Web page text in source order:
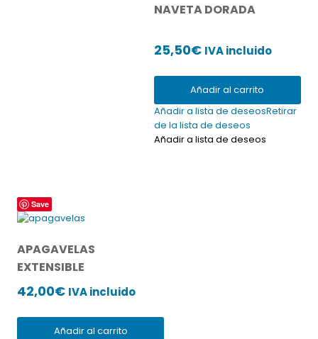
NAVETA DORADA
25,50€ IVA incluido
Añadir al carrito
Añadir a lista de deseosRetirar
de la lista de deseos
Añadir a lista de deseos
Save
APAGAVELAS
EXTENSIBLE
42,00€ IVA incluido
Añadir al carrito